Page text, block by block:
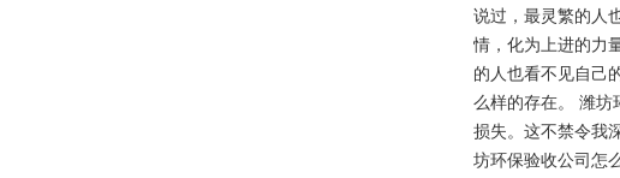
说过，最灵繁的人
情，化为上进的力
的人也看不见自己
么样的存在。 潍坊
损失。这不禁令我
坊环保验收公司怎